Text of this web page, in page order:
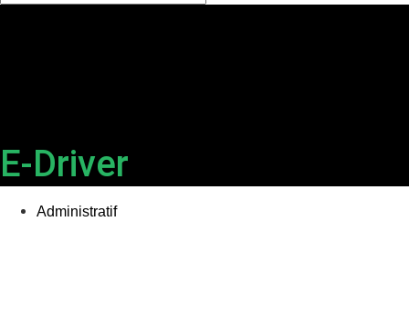
E-Driver
Administratif